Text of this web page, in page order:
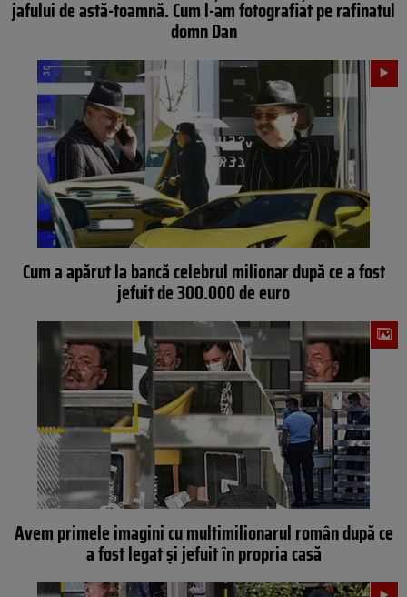
jafului de astă-toamnă. Cum l-am fotografiat pe rafinatul
domn Dan
Cum a apărut la bancă celebrul milionar după ce a fost
jefuit de 300.000 de euro
Avem primele imagini cu multimilionarul român după ce
a fost legat și jefuit în propria casă